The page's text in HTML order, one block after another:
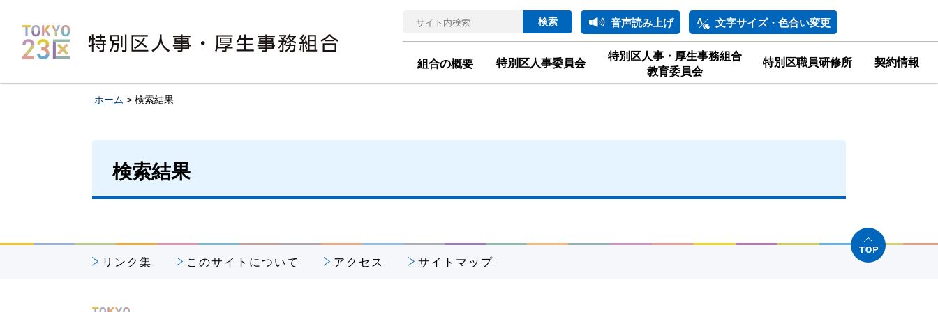
特別区人事・厚生事務組合
音声読み上げ 文字サイズ・色合い変更
組合の概要 特別区人事委員会
特別区人事・厚生事務組合
教育委員会
特別区職員研修所 契約情報
ホーム > 検索結果
検索結果
リンク集 このサイトについて アクセス サイトマップ